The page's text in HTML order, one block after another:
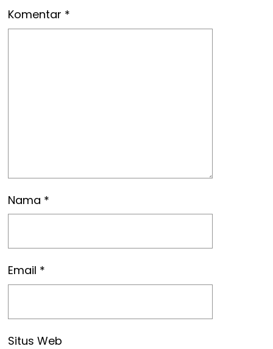
Komentar *
Nama *
Email *
Situs Web